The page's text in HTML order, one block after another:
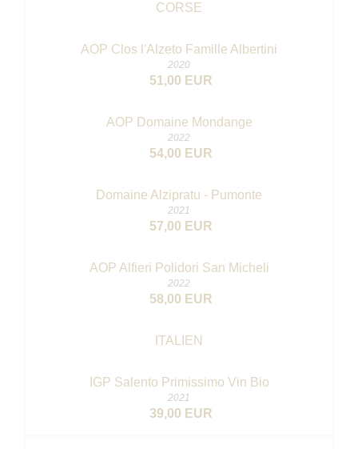
CORSE
AOP Clos l'Alzeto Famille Albertini
2020
51,00 EUR
AOP Domaine Mondange
2022
54,00 EUR
Domaine Alzipratu - Pumonte
2021
57,00 EUR
AOP Alfieri Polidori San Micheli
2022
58,00 EUR
ITALIEN
IGP Salento Primissimo Vin Bio
2021
39,00 EUR